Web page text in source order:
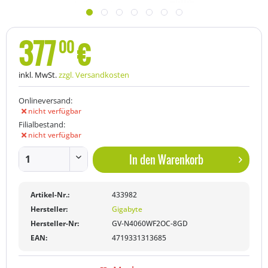
37700€
inkl. MwSt.zzgl. Versandkosten
Onlineversand:
nicht verfügbar
Filialbestand:
nicht verfügbar
In denWarenkorb
Artikel-Nr.:
433982
Hersteller:
Gigabyte
Hersteller-Nr:
GV-N4060WF2OC-8GD
EAN:
4719331313685